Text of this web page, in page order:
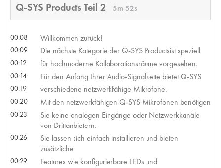
Q-SYS Products Teil 2 5m 52s
00:08 Willkommen zurück!
00:09 Die nächste Kategorie der Q-SYS Productsist speziell
00:12 für hochmoderne Kollaborationsräume vorgesehen.
00:14 Für den Anfang Ihrer Audio-Signalkette bietet Q-SYS
00:19 verschiedene netzwerkfähige Mikrofone.
00:20 Mit den netzwerkfähigen Q-SYS Mikrofonen benötigen
00:23
Sie keine analogen Eingänge oder Netzwerkkanäle
von Drittanbietern.
00:26
Sie lassen sich einfach installieren und bieten
zusätzliche
00:29 Features wie konfigurierbare LEDs und